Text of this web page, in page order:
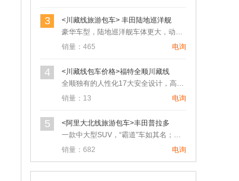
3
<川藏线旅游包车> 丰田陆地巡洋舰
豪华车型，陆地巡洋舰车体更大，动力更大，发动机分4500L6…
销量：465
电询
4
<川藏线包车价格>福特全顺川藏线
全顺独有的人性化17大安全设计，高品质、大空间的灵活组合和上…
销量：13
电询
5
<阿里大北线旅游包车>丰田普拉多
一款中大型SUV，“霸道”车如其名；具有绝对相信的越野机能，…
销量：682
电询